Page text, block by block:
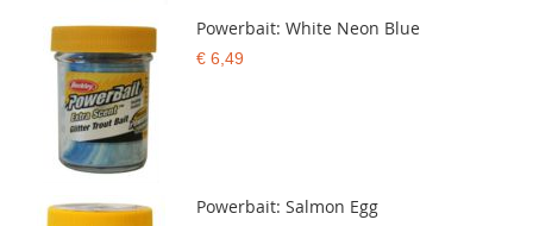
Powerbait: White Neon Blue
€ 6,49
Powerbait: Salmon Egg